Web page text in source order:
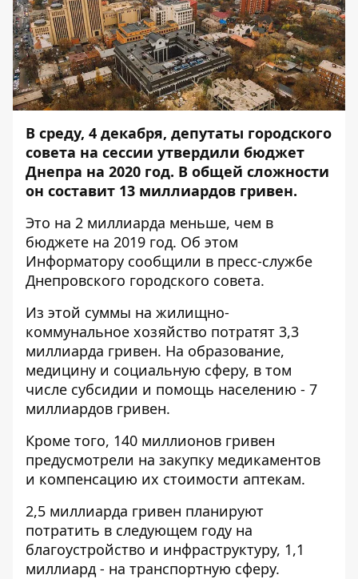
В среду, 4 декабря, депутаты городского
совета на сессии утвердили бюджет
Днепра на 2020 год. В общей сложности
он составит 13 миллиардов гривен.
Это на 2 миллиарда меньше, чем в
бюджете на 2019 год. Об этом
Информатору сообщили в пресс-службе
Днепровского городского совета.
Из этой суммы на жилищно-
коммунальное хозяйство потратят 3,3
миллиарда гривен. На образование,
медицину и социальную сферу, в том
числе субсидии и помощь населению - 7
миллиардов гривен.
Кроме того, 140 миллионов гривен
предусмотрели на закупку медикаментов
и компенсацию их стоимости аптекам.
2,5 миллиарда гривен планируют
потратить в следующем году на
благоустройство и инфраструктуру, 1,1
миллиард - на транспортную сферу.